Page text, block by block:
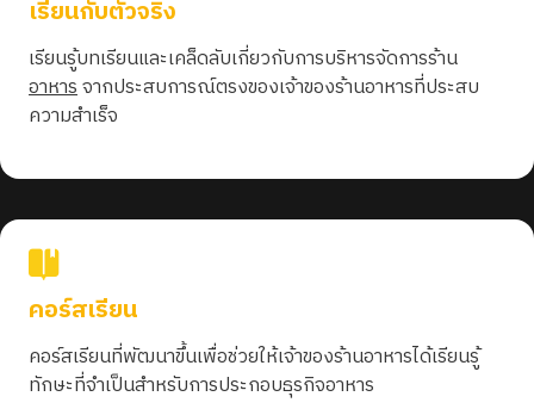
เรียนกับตัวจริง
เรียนรู้บทเรียนและเคล็ดลับเกี่ยวกับการบริหารจัดการร้าน
อาหารจากประสบการณ์ตรงของเจ้าของร้านอาหารที่ประสบ
ความสำเร็จ
คอร์สเรียน
คอร์สเรียนที่พัฒนาขึ้นเพื่อช่วยให้เจ้าของร้านอาหารได้เรียนรู้
ทักษะที่จำเป็นสำหรับการประกอบธุรกิจอาหาร